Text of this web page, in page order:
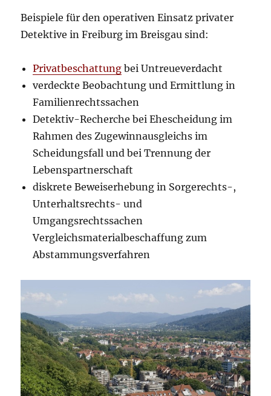
Beispiele für den operativen Einsatz privater
Detektive in Freiburg im Breisgau sind:
Privatbeschattung bei Untreueverdacht
verdeckte Beobachtung und Ermittlung in
Familienrechtssachen
Detektiv-Recherche bei Ehescheidung im
Rahmen des Zugewinnausgleichs im
Scheidungsfall und bei Trennung der
Lebenspartnerschaft
diskrete Beweiserhebung in Sorgerechts-,
Unterhaltsrechts- und
Umgangsrechtssachen
Vergleichsmaterialbeschaffung zum
Abstammungsverfahren